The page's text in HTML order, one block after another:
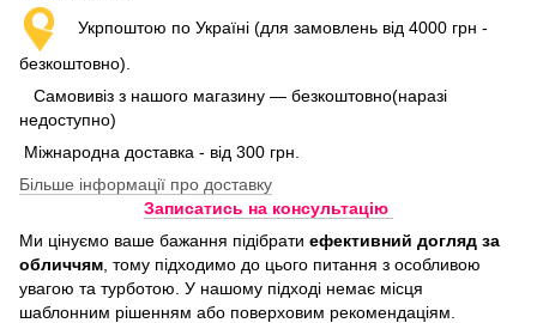
Укрпоштою по Україні (для замовлень від 4000 грн -
безкоштовно).
Самовивіз з нашого магазину — безкоштовно(наразі
недоступно)
Міжнародна доставка - від 300 грн.
Більше інформації про доставку
Записатись на консультацію
Ми цінуємо ваше бажання підібрати ефективний догляд за
обличчям , тому підходимо до цього питання з особливою
увагою та турботою. У нашому підході немає місця
шаблонним рішенням або поверховим рекомендаціям.